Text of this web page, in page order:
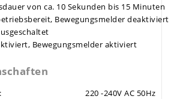
von ca. 10 Sekunden bis 15 Minuten
Bewegungsmelder deaktiviert
Bewegungsmelder aktiviert
220 -240V AC 50Hz